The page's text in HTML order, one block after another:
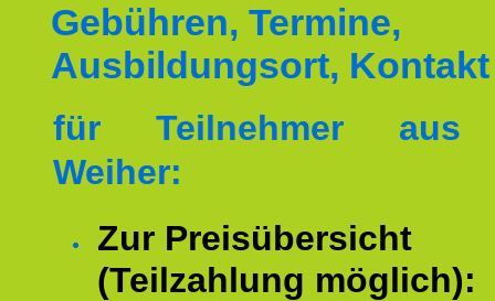
Gebühren, Termine,
Ausbildungsort, Kontakt
für Teilnehmer aus
Weiher:
Zur Preisübersicht
(Teilzahlung möglich):